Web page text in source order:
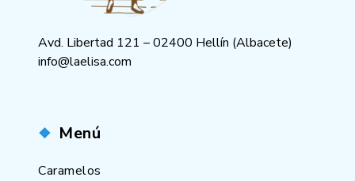
Avd. Libertad 121 – 02400 Hellín (Albacete)
info@laelisa.com
Menú
Caramelos